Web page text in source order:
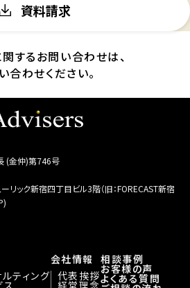
資料請求
するお問い合わせは、
合わせください。
(金仲)第746号
ック新宿四丁目ビル3階（旧：FORECAST新宿
ティング
会社情報
代表挨拶
相談事例
お客様の声
よくある質問